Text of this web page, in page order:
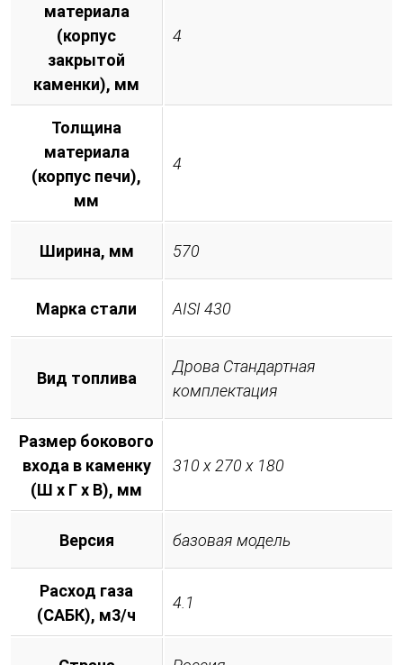
материала
(корпус
закрытой
каменки), мм
4
Толщина
материала
(корпус печи),
мм
4
Ширина, мм 570
Марка стали AISI 430
Вид топлива
Дрова Стандартная
комплектация
Размер бокового
входа в каменку
(Ш х Г х В), мм
310 х 270 х 180
Версия базовая модель
Расход газа
(САБК), м3/ч
4.1